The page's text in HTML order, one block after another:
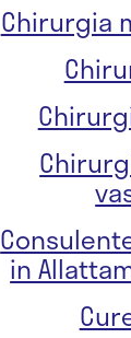
Chirurgia
in